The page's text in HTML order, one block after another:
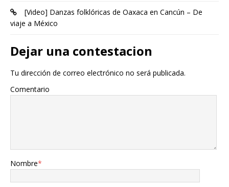
[Video] Danzas folklóricas de Oaxaca en Cancún – De
viaje a México
Dejar una contestacion
Tu dirección de correo electrónico no será publicada.
Comentario
Nombre*